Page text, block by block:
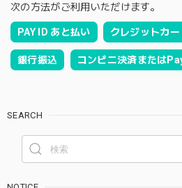
次の方法がご利用いただけます。
PAY ID あと払い クレジットカー
銀行振込 コンビニ決済または
SEARCH